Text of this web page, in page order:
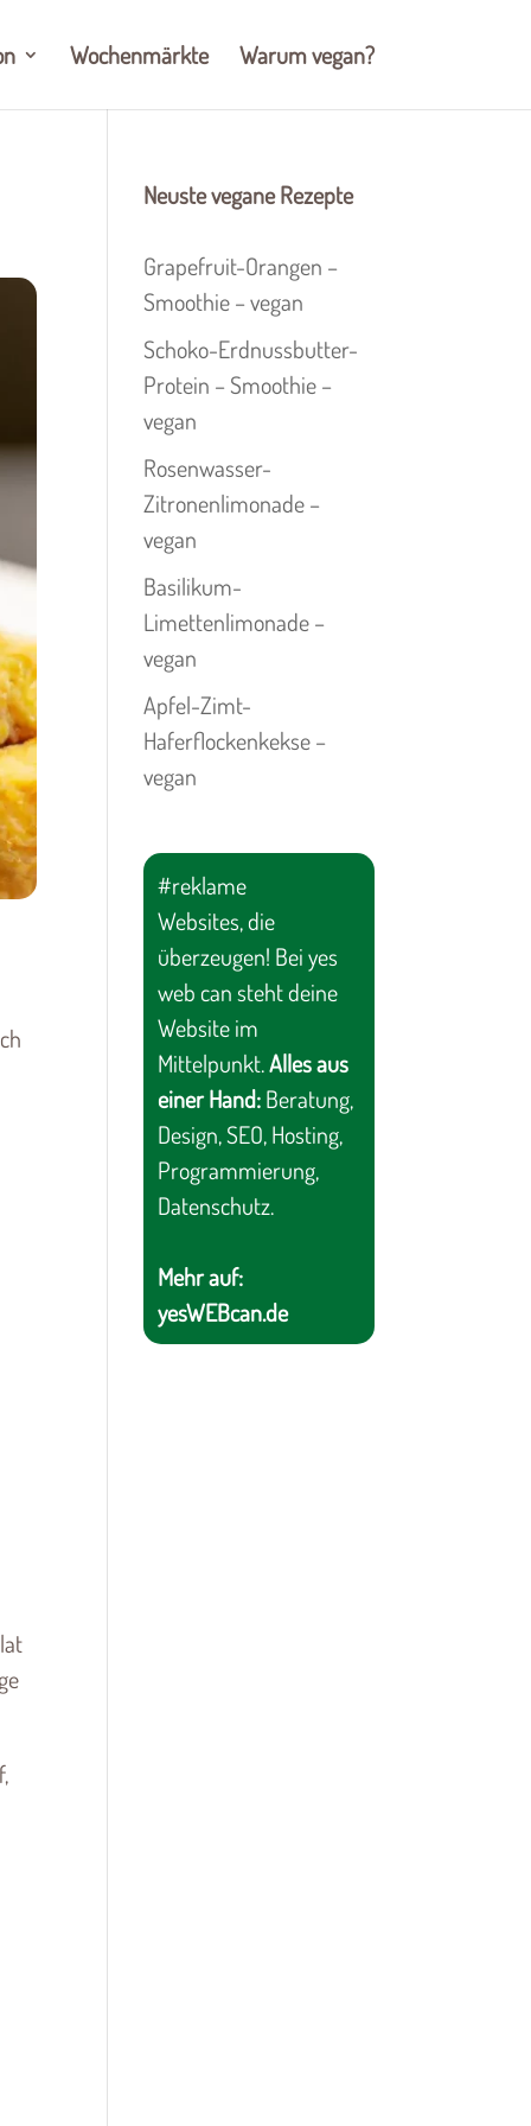
Wochenmärkte Warum vegan?
Neuste vegane Rezepte
Grapefruit-Orangen –
Smoothie – vegan
Schoko-Erdnussbutter-
Protein – Smoothie –
vegan
Rosenwasser-
Zitronenlimonade –
vegan
Basilikum-
Limettenlimonade –
vegan
Apfel-Zimt-
Haferflockenkekse –
vegan
#reklame
Websites, die
überzeugen! Bei yes
web can steht deine
Website im
Mittelpunkt.Alles aus
einer Hand:Beratung,
Design, SEO, Hosting,
Programmierung,
Datenschutz.
Mehr auf:
yesWEBcan.de